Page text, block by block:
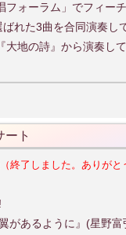
ォーラム」でフィー
れた3曲を合同演奏し
』から演奏して下
ート
（終了しました。ありが
ように』(星野富弘